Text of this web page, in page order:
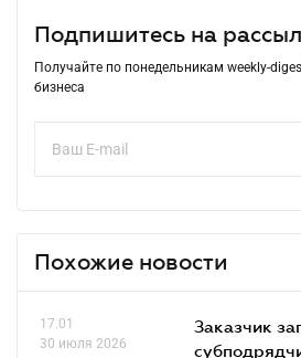
Подпишитесь на
Получайте по понедельникам weekly-
бизнеса
Похожие новости
17.01
30 июля 2026
Заказчик